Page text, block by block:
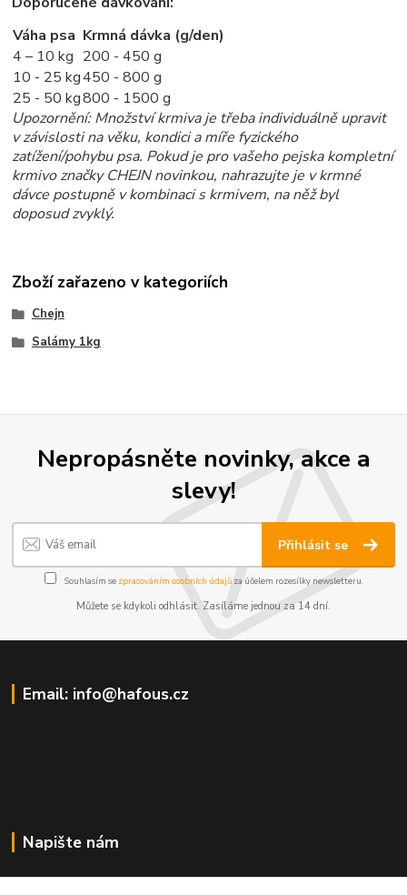
Váha psa Krmná dávka (g/den)
4 – 10 kg 200 - 450 g
10 - 25 kg450 - 800 g
25 - 50 kg800 - 1500 g
Upozornění: Množství krmiva je třeba individuálně upravit
v závislosti na věku, kondici a míře fyzického
zatížení/pohybu psa. Pokud je pro vašeho pejska kompletní
krmivo značky CHEJN novinkou, nahrazujte je v krmné
dávce postupně v kombinaci s krmivem, na něž byl
doposud zvyklý.
Zboží zařazeno v kategoriích
Chejn
Salámy 1kg
Nepropásněte novinky, akce a
slevy!
Přihlásit se
Souhlasím se zpracováním osobních údajůza účelem rozesílky newsletteru.
Můžete se kdykoli odhlásit. Zasíláme jednou za 14 dní.
Email: info@hafous.cz
Napište nám